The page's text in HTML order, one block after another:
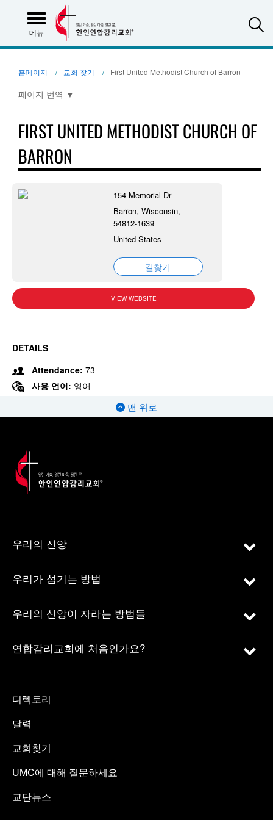
메뉴
홈페이지 교회 찾기 First United Methodist Church of Barron
페이지 번역 ▼
FIRST UNITED METHODIST CHURCH OF
BARRON
154 Memorial Dr
Barron, Wisconsin,
54812-1639
United States
길찾기
VIEW WEBSITE
DETAILS
Attendance: 73
사용 언어: 영어
맨 위로
우리의 신앙
우리가 섬기는 방법
우리의 신앙이 자라는 방법들
연합감리교회에 처음인가요?
디렉토리
달력
교회찾기
UMC에 대해 질문하세요
교단뉴스